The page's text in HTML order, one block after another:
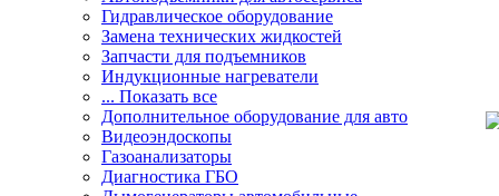
Гидравлическое оборудование
Замена технических жидкостей
Запчасти для подъемников
Индукционные нагреватели
... Показать все
Дополнительное оборудование для авто
Видеоэндоскопы
Газоанализаторы
Диагностика ГБО